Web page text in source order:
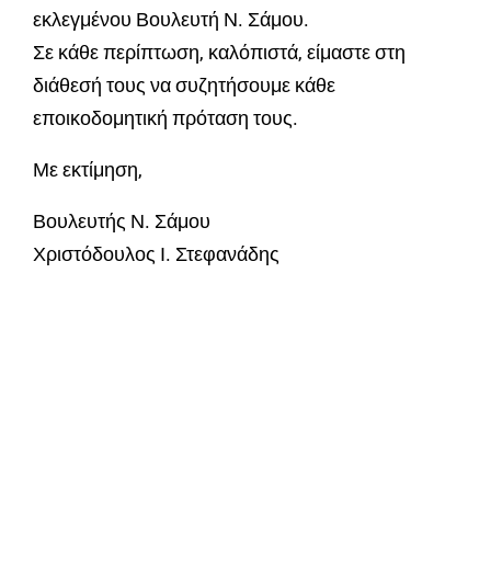
εκλεγμένου Βουλευτή Ν. Σάμου.
Σε κάθε περίπτωση, καλόπιστά, είμαστε στη
διάθεσή τους να συζητήσουμε κάθε
εποικοδομητική πρόταση τους.
Με εκτίμηση,
Βουλευτής Ν. Σάμου
Χριστόδουλος Ι. Στεφανάδης